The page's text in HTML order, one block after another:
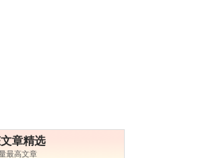
章精选
最高文章